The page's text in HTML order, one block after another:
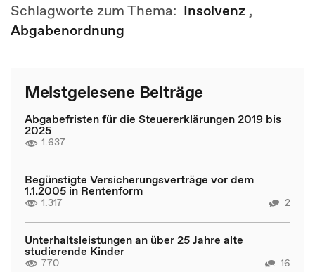
Schlagworte zum Thema: Insolvenz ,
Abgabenordnung
Meistgelesene Beiträge
Abgabefristen für die Steuererklärungen 2019 bis
2025
1.637
Begünstigte Versicherungsverträge vor dem
1.1.2005 in Rentenform
1.317 2
Unterhaltsleistungen an über 25 Jahre alte
studierende Kinder
770 16